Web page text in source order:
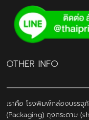
OTHER INFO
เราคือ โรงพิมพ์กล่องบร
(Packaging) ถุงกระดาษ